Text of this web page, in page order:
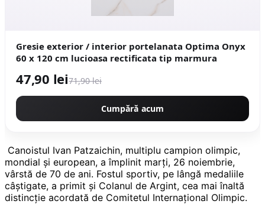
Gresie exterior / interior portelanata Optima Onyx
60 x 120 cm lucioasa rectificata tip marmura
47,90 lei71,90 lei
Cumpără acum
Canoistul Ivan Patzaichin, multiplu campion olimpic,
mondial şi european, a împlinit marți, 26 noiembrie,
vârstă de 70 de ani. Fostul sportiv, pe lângă medaliile
câștigate, a primit şi Colanul de Argint, cea mai înaltă
distincție acordată de Comitetul Internațional Olimpic.